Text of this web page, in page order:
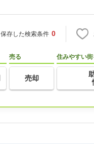
保存した検索条件 0
売る
売却
住みやすい